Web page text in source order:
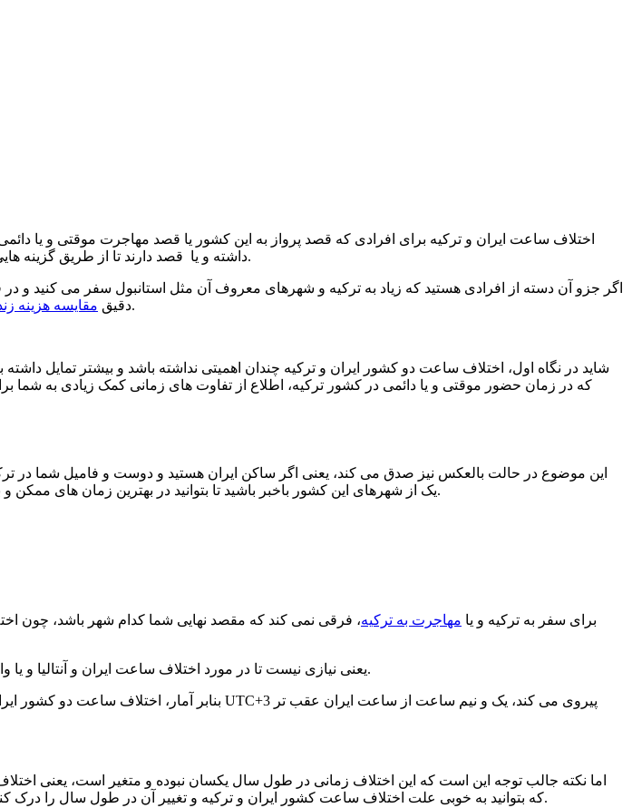
اختلاف ساعت ایران و ترکیه برای افرادی که قصد پرواز به این کشور یا قصد مهاجرت موقتی و یا دائمی
داشته و یا قصد دارند تا از طریق گزینه هایی نظیر اجاره و خرید ملک، روش تحصیلی و یا کار و تجارت به این کشور اروپایی آسیایی مهاجرت کنند.
اگر جزو آن دسته از افرادی هستید که زیاد به ترکیه و شهرهای معروف آن مثل استانبول سفر می کنید و
دقیق مقایسه هزینه ، به فکر موضوعات دیگری از جمله اختلاف ساعت ایران و ترکیه نیز باشید.
شاید در نگاه اول، اختلاف ساعت دو کشور ایران و ترکیه چندان اهمیتی نداشته باشد و بیشتر تمایل
که در زمان حضور موقتی و یا دائمی در کشور ترکیه، اطلاع از تفاوت های زمانی کمک زیادی به شما
این موضوع در حالت بالعکس نیز صدق می کند، یعنی اگر ساکن ایران هستید و دوست و فامیل شما در
یک از شهرهای این کشور باخبر باشید تا بتوانید در بهترین زمان های ممکن و به دور از هر آزار غیرعمدی (تلفن بدموقع، زودهنگام یا دیروقت)، تماس بین المللی خود را برقرار کنید.
برای سفر به ترکیه و یا مهاجرت به ترکیه، فرقی نمی کند که مقصد نهایی شما کدام شهر باشد، چون
یعنی نیازی نیست تا در مورد اختلاف ساعت ایران و آنتالیا و یا وان ترکیه به طور مجزا تحقیق کنید و جزئیات ارائه شده در این مطلب جوابگوی نیازهای شما خواهد بود.
اما نکته جالب توجه این است که این اختلاف زمانی در طول سال یکسان نبوده و متغیر است، یعنی
که بتوانید به خوبی علت اختلاف ساعت کشور ایران و ترکیه و تغییر آن در طول سال را درک کنید، بد نیست تا در وهله اول، اشاره کوتاهی به استاندارد زمانی این کشور اروپایی آسیایی داشته باشیم.